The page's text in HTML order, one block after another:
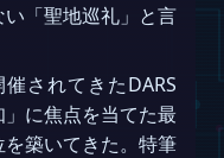
「聖地巡礼」と言
されてきたDARS
に焦点を当てた最
築いてきた。特筆